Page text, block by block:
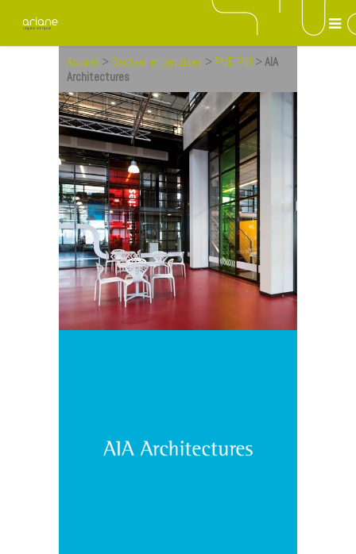
Accueil > Secteur entreprises > PME PMI >AIA
Architectures